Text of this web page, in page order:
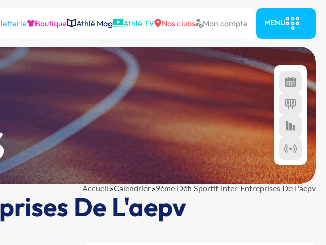
Boutique Athlé Mag Athlé TV Nos clubs Mon compte MENU
Accueil>Calendrier>9ème Défi Sportif Inter-Entreprises De L'aepv
De L'aepv